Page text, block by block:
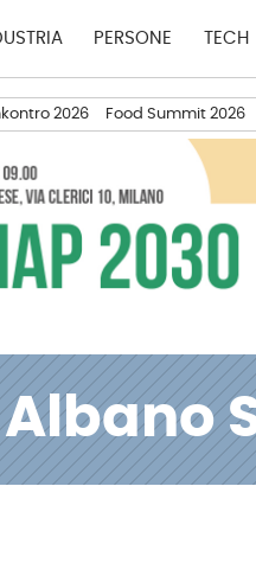
PERSONE TECH
2026 Food Summit 2026
Albano